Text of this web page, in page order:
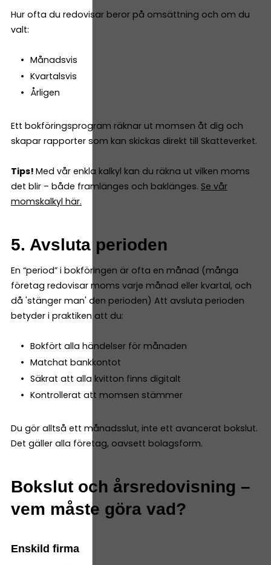
Hur ofta du redovisar beror på omsättning och om du
valt:
Månadsvis
Kvartalsvis
Årligen
Ett bokföringsprogram räknar ut momsen åt dig och
skapar rapporter som kan skickas direkt till Skatteverket.
Tips! Med vår enkla kalkyl kan du räkna ut vilken moms
det blir – både framlänges och baklänges. Se vår
momskalkyl här.
5. Avsluta perioden
En “period” i bokföringen är ofta en månad (många
företag redovisar moms varje månad eller kvartal, och
då 'stänger man' den perioden) Att avsluta perioden
betyder i praktiken att du:
Bokfört alla händelser för månaden
Matchat bankkontot
Säkrat att alla kvitton finns digitalt
Kontrollerat att momsen stämmer
Du gör alltså ett månadsslut, inte ett avancerat bokslut.
Det gäller alla företag, oavsett bolagsform.
Bokslut och årsredovisning –
vem måste göra vad?
Enskild firma